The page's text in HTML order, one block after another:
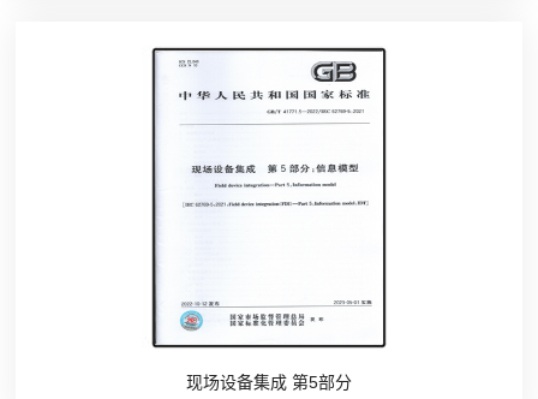
现场设备集成 第5部分